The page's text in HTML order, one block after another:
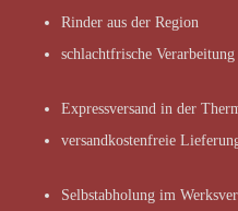
Rinder aus der Region
schlachtfrische Verarbeitung
Expressversand in der
versandkostenfreie
Selbstabholung im